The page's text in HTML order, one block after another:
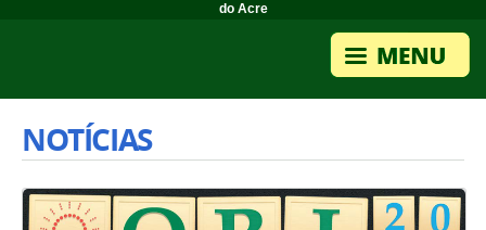
do Acre
NOTÍCIAS